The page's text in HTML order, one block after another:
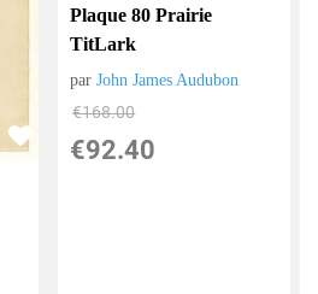
Plaque 80 Prairie
TitLark
parJohn James Audubon
€168.00
€92.40